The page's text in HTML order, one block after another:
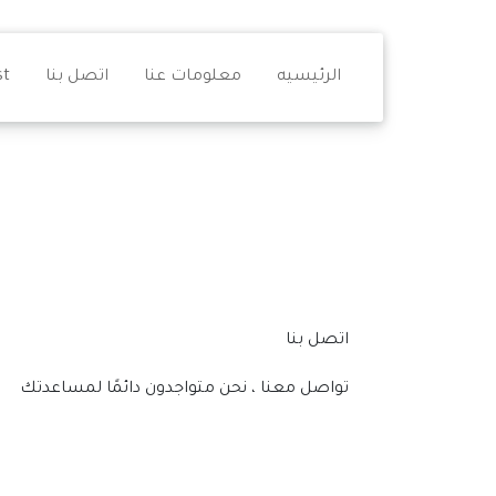
الرئيسيه معلومات عنا اتصل بنا
اتصل بنا
تواصل معنا ، نحن متواجدون دائمًا لمساعدتك